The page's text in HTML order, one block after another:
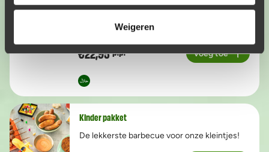
Weigeren
€22,95 p.p.
Aantal
Voeg toe
Kinder pakket
De lekkerste barbecue voor onze kleintjes!